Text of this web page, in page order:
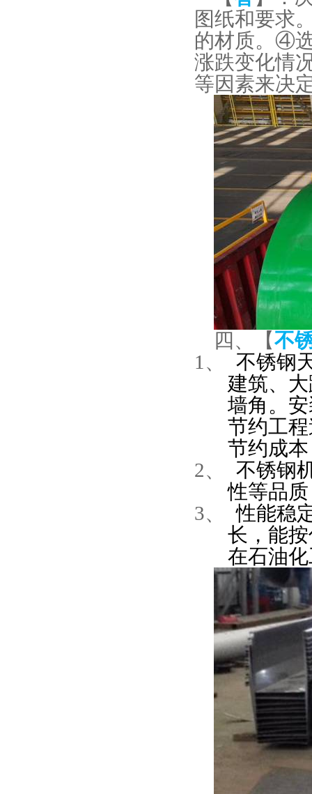
图纸和要求
的材质。④
涨跌变化情
等因素来决
四、【不
1、
不锈钢
建筑、
墙角。
节约工
节约成本
2、
不锈钢
性等品
3、
性能稳
长，能
在石油